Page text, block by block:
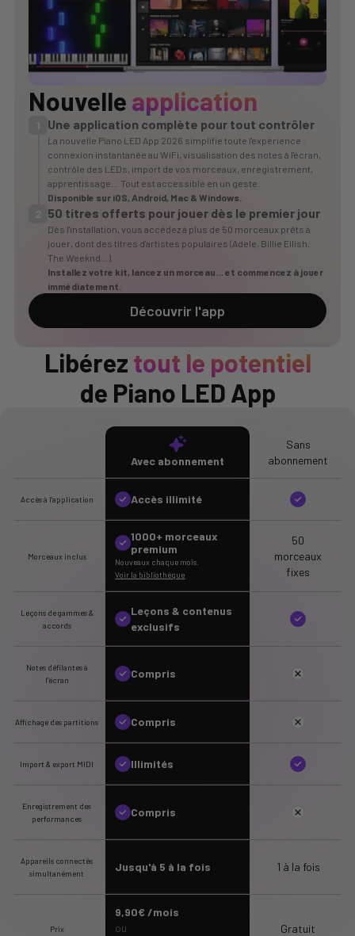
Nouvelle application
Une application complète pour tout contrôler
La nouvelle Piano LED App 2026 simplifie toute l'expérience :
connexion instantanée au WiFi, visualisation des notes à l'écran,
contrôle des LEDs, import de vos morceaux, enregistrement,
apprentissage… Tout est accessible en un geste.
Disponible sur iOS, Android, Mac & Windows.
50 titres offerts pour jouer dès le premier jour
Dès l'installation, vous accédez à plus de 50 morceaux prêts à
jouer, dont des titres d'artistes populaires (Adele, Billie Eilish,
The Weeknd…).
Installez votre kit, lancez un morceau… et commencez à jouer
immédiatement.
Découvrir l'app
Libérez tout le potentiel
de Piano LED App
Avec abonnement
Sans
abonnement
Accès à l'application Accès illimité
Morceaux inclus
1000+ morceaux
premium
Nouveaux chaque mois.
Voir la bibliothèque
50
morceaux
fixes
Leçons de gammes &
accords
Leçons & contenus
exclusifs
Notes défilantes à
l'écran
Compris
Affichage des partitions Compris
Import & export MIDI Illimités
Enregistrement des
performances
Compris
Appareils connectés
simultanément
Jusqu'à 5 à la fois 1 à la fois
Prix
9,90€ /mois
ou
Gratuit